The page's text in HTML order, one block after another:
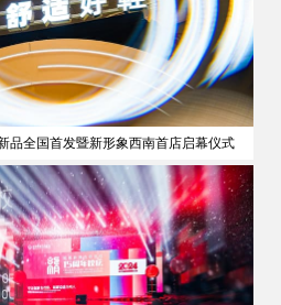
品全国首发暨新形象西南首店启幕仪式